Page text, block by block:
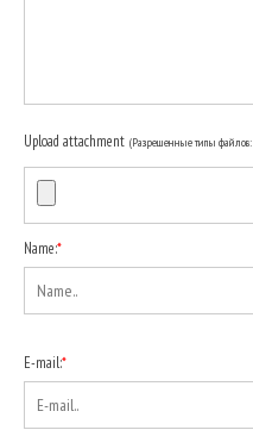
Upload attachment (Разрешенные типы файлов:
Name:*
E-mail:*